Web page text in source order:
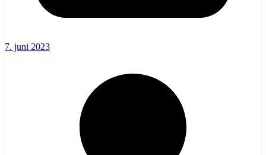
7. juni 2023